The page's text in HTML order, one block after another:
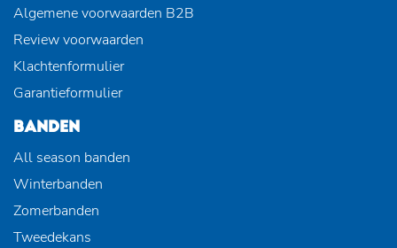
Algemene voorwaarden B2B
Review voorwaarden
Klachtenformulier
Garantieformulier
BANDEN
All season banden
Winterbanden
Zomerbanden
Tweedekans